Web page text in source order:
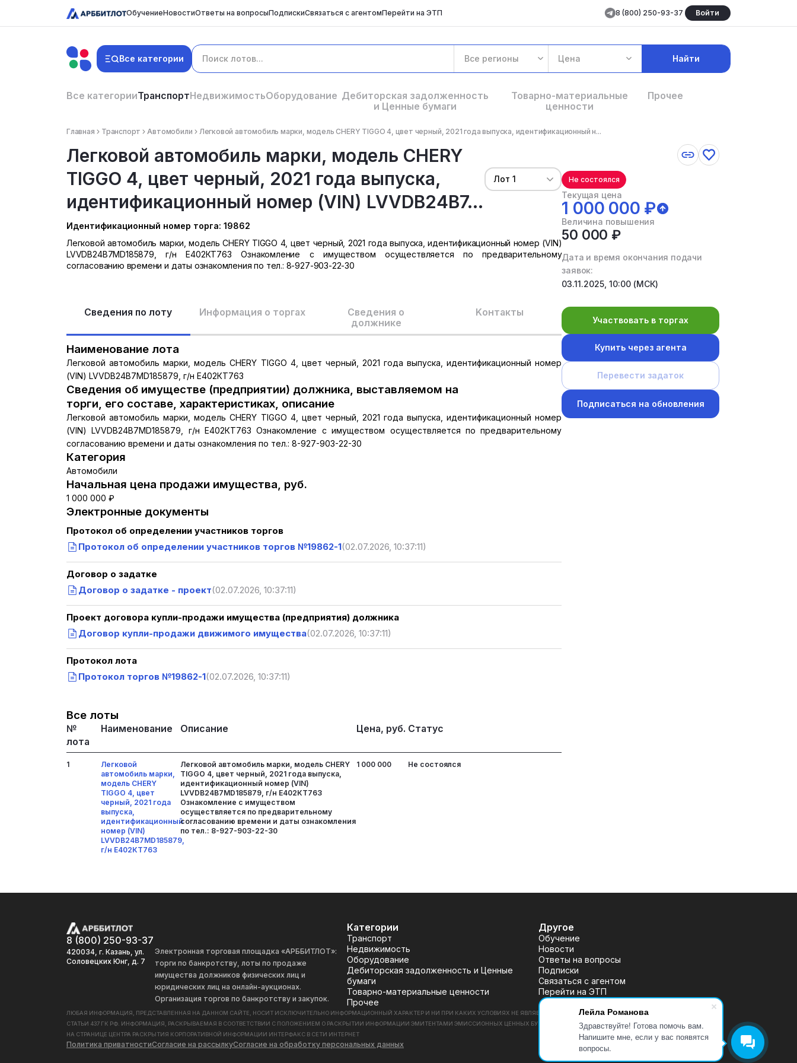
Лейла Романова
Здравствуйте! Готова помочь вам.
Напишите мне, если у вас появятся
вопросы.
ОбучениеНовостиОтветы на вопросыПодпискиСвязаться с агентомПерейти на ЭТП 8 (800) 250-93-37 Войти
Все категории Все регионы Цена Найти
Все категорииТранспортНедвижимостьОборудование Дебиторская задолженность
и Ценные бумаги
Товарно-материальные
ценности
Прочее
Главная Транспорт Автомобили Легковой автомобиль марки, модель CHERY TIGGO 4, цвет черный, 2021 года выпуска, идентификационный н...
Легковой автомобиль марки, модель CHERY
TIGGO 4, цвет черный, 2021 года выпуска,
идентификационный номер (VIN) LVVDB24B7...
Лот 1
Идентификационный номер торга: 19862
Легковой автомобиль марки, модель CHERY TIGGO 4, цвет черный, 2021 года выпуска, идентификационный номер (VIN)
LVVDB24B7MD185879, г/н Е402КТ763 Ознакомление с имуществом осуществляется по предварительному
согласованию времени и даты ознакомления по тел.: 8-927-903-22-30
Сведения по лоту Информация о торгах
Сведения о
должнике
Kонтакты
Наименование лота
Легковой автомобиль марки, модель CHERY TIGGO 4, цвет черный, 2021 года выпуска, идентификационный номер
(VIN) LVVDB24B7MD185879, г/н Е402КТ763
Сведения об имуществе (предприятии) должника, выставляемом на
торги, его составе, характеристиках, описание
Легковой автомобиль марки, модель CHERY TIGGO 4, цвет черный, 2021 года выпуска, идентификационный номер
(VIN) LVVDB24B7MD185879, г/н Е402КТ763 Ознакомление с имуществом осуществляется по предварительному
согласованию времени и даты ознакомления по тел.: 8-927-903-22-30
Категория
Автомобили
Начальная цена продажи имущества, руб.
1 000 000 ₽
Электронные документы
Протокол об определении участников торгов
Протокол об определении участников торгов №19862-1(02.07.2026, 10:37:11)
Договор о задатке
Договор о задатке - проект(02.07.2026, 10:37:11)
Проект договора купли-продажи имущества (предприятия) должника
Договор купли-продажи движимого имущества(02.07.2026, 10:37:11)
Протокол лота
Протокол торгов №19862-1(02.07.2026, 10:37:11)
Все лоты
№
лота
Наименование Описание Цена, руб. Статус
1
Легковой
автомобиль марки,
модель CHERY
TIGGO 4, цвет
черный, 2021 года
выпуска,
идентификационный
номер (VIN)
LVVDB24B7MD185879,
г/н Е402КТ763
Легковой автомобиль марки, модель CHERY
TIGGO 4, цвет черный, 2021 года выпуска,
идентификационный номер (VIN)
LVVDB24B7MD185879, г/н Е402КТ763
Ознакомление с имуществом
осуществляется по предварительному
согласованию времени и даты ознакомления
по тел.: 8-927-903-22-30
1 000 000 Не состоялся
Не состоялся
Текущая цена
1 000 000 ₽
Величина повышения
50 000 ₽
Дата и время окончания подачи
заявок:
03.11.2025, 10:00 (МСК)
Участвовать в торгах
Купить через агента
Перевести задаток
Подписаться на обновления
8 (800) 250-93-37
420034, г. Казань, ул.
Соловецких Юнг, д. 7
Электронная торговая площадка «АРББИТЛОТ»:
торги по банкротству, лоты по продаже
имущества должников физических лиц и
юридических лиц на онлайн-аукционах.
Организация торгов по банкротству и закупок.
Категории
Транспорт
Недвижимость
Оборудование
Дебиторская задолженность и Ценные
бумаги
Товарно-материальные ценности
Прочее
Другое
Обучение
Новости
Ответы на вопросы
Подписки
Связаться с агентом
Перейти на ЭТП
ЛЮБАЯ ИНФОРМАЦИЯ, ПРЕДСТАВЛЕННАЯ НА ДАННОМ САЙТЕ, НОСИТ ИСКЛЮЧИТЕЛЬНО ИНФОРМАЦИОННЫЙ ХАРАКТЕР И НИ ПРИ КАКИХ УСЛОВИЯХ НЕ ЯВЛЯЕТСЯ ПУБЛИЧНОЙ ОФЕРТОЙ, ОПРЕДЕЛЯЕМОЙ ПОЛОЖЕНИЯМИ
СТАТЬИ 437 ГК РФ. ИНФОРМАЦИЯ, РАСКРЫВАЕМАЯ В СООТВЕТСТВИИ С ПОЛОЖЕНИЕМ О РАСКРЫТИИ ИНФОРМАЦИИ ЭМИТЕНТАМИ ЭМИССИОННЫХ ЦЕННЫХ БУМАГ (УТВ. БАНКОМ РОССИИ 30.12.2014 N 454-П), РАЗМЕЩЕНА
НА СТРАНИЦЕ ЦЕНТРА РАСКРЫТИЯ КОРПОРАТИВНОЙ ИНФОРМАЦИИ ИНТЕРФАКС В СЕТИ ИНТЕРНЕТ
Политика приватностиСогласие на рассылкуСогласие на обработку персональных данных